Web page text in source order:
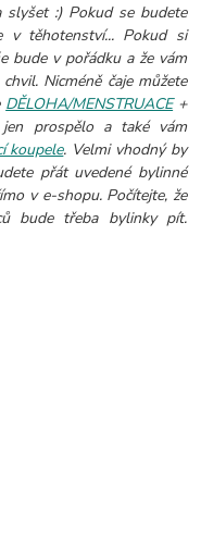
slyšet :) Pokud se budete
v těhotenství... Pokud si
bude v pořádku a že vám
Nicméně čaje můžete
DĚLOHA/MENSTRUACE+
prospělo a také vám
koupele. Velmi vhodný by
přát uvedené bylinné
v e-shopu. Počítejte, že
bude třeba bylinky pít.